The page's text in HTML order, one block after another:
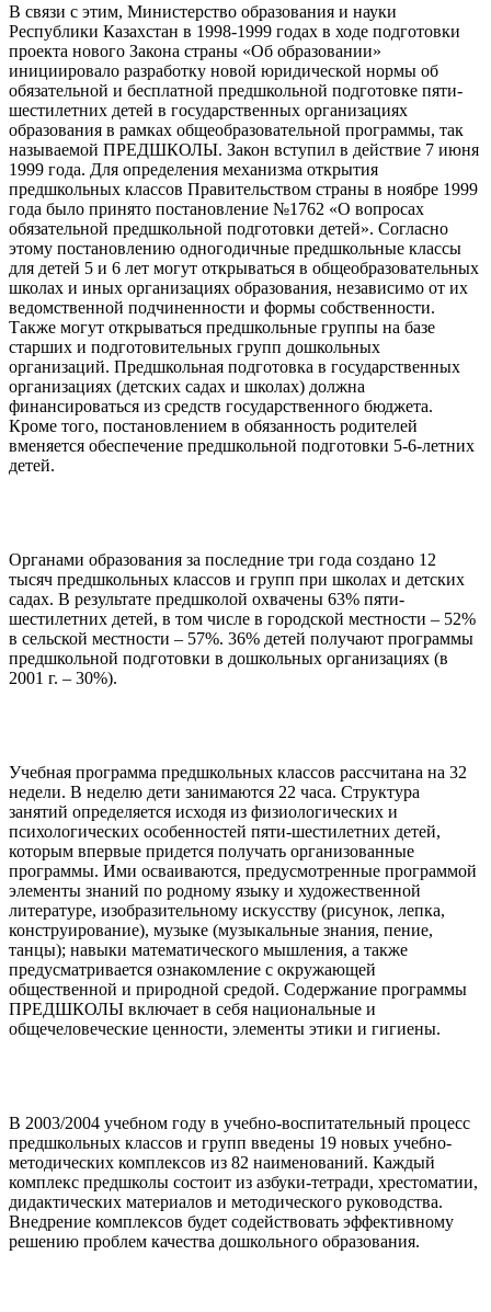
В связи с этим, Министерство образования и науки
Республики Казахстан в 1998-1999 годах в ходе подготовки
проекта нового Закона страны «Об образовании»
инициировало разработку новой юридической нормы об
обязательной и бесплатной предшкольной подготовке пяти-
шестилетних детей в государственных организациях
образования в рамках общеобразовательной программы, так
называемой ПРЕДШКОЛЫ. Закон вступил в действие 7 июня
1999 года. Для определения механизма открытия
предшкольных классов Правительством страны в ноябре 1999
года было принято постановление №1762 «О вопросах
обязательной предшкольной подготовки детей». Согласно
этому постановлению одногодичные предшкольные классы
для детей 5 и 6 лет могут открываться в общеобразовательных
школах и иных организациях образования, независимо от их
ведомственной подчиненности и формы собственности.
Также могут открываться предшкольные группы на базе
старших и подготовительных групп дошкольных
организаций. Предшкольная подготовка в государственных
организациях (детских садах и школах) должна
финансироваться из средств государственного бюджета.
Кроме того, постановлением в обязанность родителей
вменяется обеспечение предшкольной подготовки 5-6-летних
детей.
Органами образования за последние три года создано 12
тысяч предшкольных классов и групп при школах и детских
садах. В результате предшколой охвачены 63% пяти-
шестилетних детей, в том числе в городской местности – 52%
в сельской местности – 57%. 36% детей получают программы
предшкольной подготовки в дошкольных организациях (в
2001 г. – 30%).
Учебная программа предшкольных классов рассчитана на 32
недели. В неделю дети занимаются 22 часа. Структура
занятий определяется исходя из физиологических и
психологических особенностей пяти-шестилетних детей,
которым впервые придется получать организованные
программы. Ими осваиваются, предусмотренные программой
элементы знаний по родному языку и художественной
литературе, изобразительному искусству (рисунок, лепка,
конструирование), музыке (музыкальные знания, пение,
танцы); навыки математического мышления, а также
предусматривается ознакомление с окружающей
общественной и природной средой. Содержание программы
ПРЕДШКОЛЫ включает в себя национальные и
общечеловеческие ценности, элементы этики и гигиены.
В 2003/2004 учебном году в учебно-воспитательный процесс
предшкольных классов и групп введены 19 новых учебно-
методических комплексов из 82 наименований. Каждый
комплекс предшколы состоит из азбуки-тетради, хрестоматии,
дидактических материалов и методического руководства.
Внедрение комплексов будет содействовать эффективному
решению проблем качества дошкольного образования.